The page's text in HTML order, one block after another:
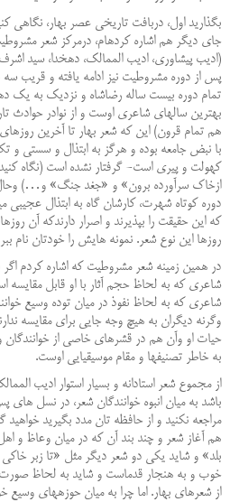
بگذارید اول، دربافت تاریخی عصر بهار، نگاهی
جای دیگر هم اشاره کرده‏ام، درمرکز شعر مشروطیت
(ادیب پیشاوری، ادیب الممالک، دهخدا، سید
پس از دوره مشروطیت نیز ادامه یافته و قریب
تمام دوره بیست ساله رضاشاه و نزدیک به یک
بهترین سالهای شاعری اوست و از نوادر حوادث
هم تمام قرون) این که شعر بهار تا آخرین
با نبض جامعه بوده و هرگز به ابتذال و سستی و
کهولت و پیری است- گرفتار نشده است (نگاه
ازخاک سرآورده برون» و «جغد جنگ» و…)
دوره کوتاه شهرت، کارشان گاه به ابتذال
که این حقیقت را بپذیرند و اصرار دارندکه آن
‏روزها این نوع شعر. نمونه هایش را خودتان نام
در همین زمینه شعر مشروطیت که ‏اشاره کردم اگر
شاعری که به لحاظ حجم آثار با او قابل مقایسه
شاعری که به لحاظ نفوذ در میان توده وسیع
وگرنه دیگران به هیچ وجه جایی برای مقایسه
حیات او وآن هم در قشرهای خاصی از خوانندگان
به خاطر تصنیف‏ها و مقام موسیقیایی ‏اوست.
از مجموع شعر استادانه و بسیار استوار ادیب
باشد به میان انبوه ‏خوانندگان شعر، در نسل ‏های
مراجعه نکنید و از حافظه تان مدد بگیرید خواهید
هم آغاز شعر و چند بند آن که در میان وعاظ و
بلد» و شاید یکی دو شعر دیگر مثل «تا زبر خاکی
خوب و به‏ هنجار قدماست و شاید به لحاظ
از شعرهای بهار. اما چرا به میان‏ حوزه‏های وسیع